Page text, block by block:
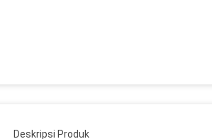
Deskripsi Produk